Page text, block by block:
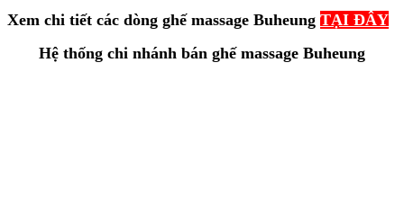
Xem chi tiết các dòng ghế massage Buheung TẠI ĐÂY
Hệ thống chi nhánh bán ghế massage Buheung